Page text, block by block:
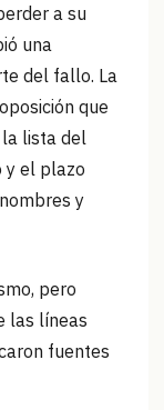
a su
una
del fallo. La
que
lista del
y el plazo
y
pero
las líneas
fuentes